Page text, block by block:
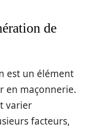
de
est un élément
en maçonnerie.
varier
facteurs,